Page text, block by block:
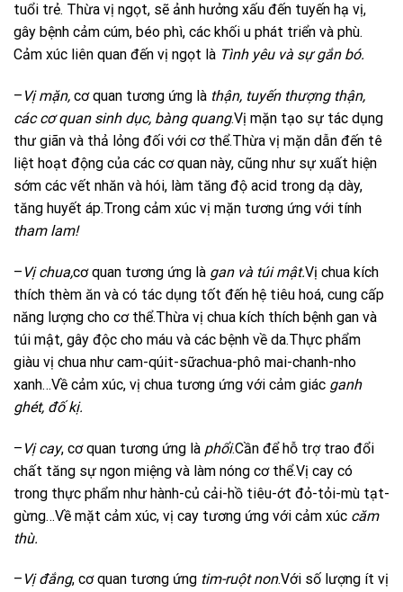
tuổi trẻ. Thừa vị ngọt, sẽ ảnh hưởng xấu đến tuyến hạ vị,
gây bệnh cảm cúm, béo phì, các khối u phát triển và phù.
Cảm xúc liên quan đến vị ngọt là Tình yêu và sự gắn bó.
– Vị mặn, cơ quan tương ứng là thận, tuyến thượng thận,
các cơ quan sinh dục, bàng quang.Vị mặn tạo sự tác dụng
thư giãn và thả lỏng đối với cơ thể.Thừa vị mặn dẫn đến tê
liệt hoạt động của các cơ quan này, cũng như sự xuất hiện
sớm các vết nhăn và hói, làm tăng độ acid trong dạ dày,
tăng huyết áp.Trong cảm xúc vị mặn tương ứng với tính
tham lam!
– Vị chua,cơ quan tương ứng là gan và túi mật.Vị chua kích
thích thèm ăn và có tác dụng tốt đến hệ tiêu hoá, cung cấp
năng lượng cho cơ thể.Thừa vị chua kích thích bệnh gan và
túi mật, gây độc cho máu và các bệnh về da.Thực phẩm
giàu vị chua như cam-qúit-sữachua-phô mai-chanh-nho
xanh…Về cảm xúc, vị chua tương ứng với cảm giác ganh
ghét, đố kị.
– Vị cay, cơ quan tương ứng là phổi.Cần để hỗ trợ trao đổi
chất tăng sự ngon miệng và làm nóng cơ thể.Vị cay có
trong thực phẩm như hành-củ cải-hồ tiêu-ớt đỏ-tỏi-mù tạt-
gừng…Về mặt cảm xúc, vị cay tương ứng với cảm xúc căm
thù.
– Vị đắng, cơ quan tương ứng tim-ruột non.Với số lượng ít vị